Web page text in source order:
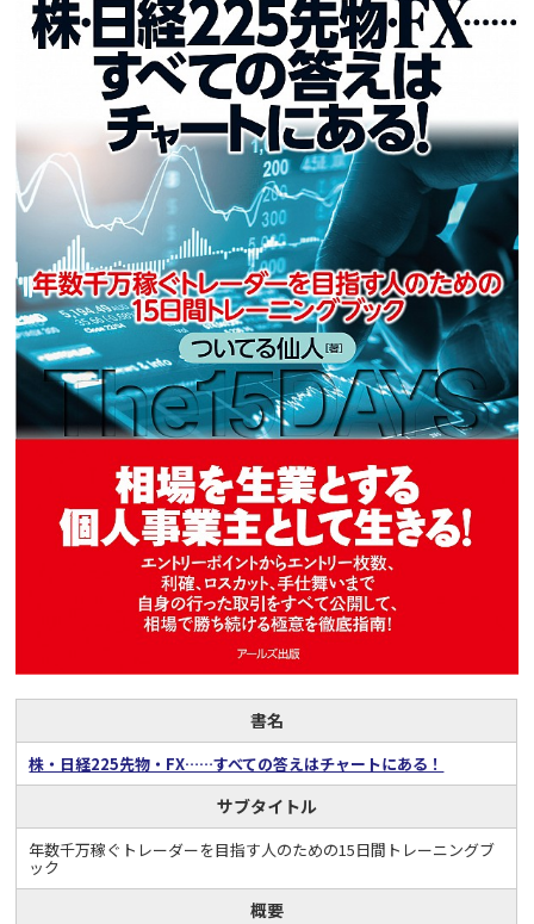
書名
株・日経225先物・FX……すべての答えはチャートにある！
サブタイトル
年数千万稼ぐトレーダーを目指す人のための15日間トレーニングブ
ック
概要